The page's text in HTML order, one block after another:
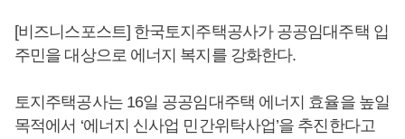
[비즈니스포스트] 한국토지주택공사가 공공임대주택 입
주민을 대상으로 에너지 복지를 강화한다.
토지주택공사는 16일 공공임대주택 에너지 효율을 높일
목적에서 ‘에너지 신사업 민간위탁사업’을 추진한다고